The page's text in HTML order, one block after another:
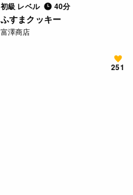
初級 レベル 40分
ふすまクッキー
富澤商店
251